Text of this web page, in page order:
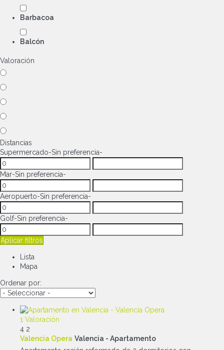
Barbacoa
Balcón
Valoración
Distancias
Supermercado-Sin preferencia-
Mar-Sin preferencia-
Aeropuerto-Sin preferencia-
Golf-Sin preferencia-
Aplicar filtros
Lista
Mapa
Ordenar por:
1 Valoración
4 2
Valencia Opera Valencia - Apartamento